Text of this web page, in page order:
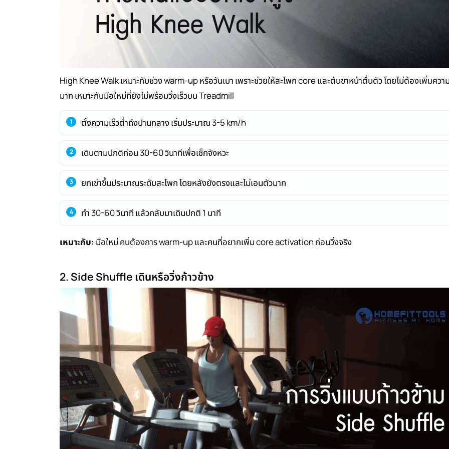
High Knee Walk เหมาะกับช่วง warm-up หรือวันเบา เพราะช่วยให้สะโพก core และต้นขาหน้าตื่นตัว โดยไม่ต้องเพิ่มควา
มาก เหมาะกับมือใหม่ที่ยังไม่พร้อมวิ่งเร็วบน Treadmill
ตั้งความเร็วต่ำถึงปานกลาง เริ่มประมาณ 3-5 km/h
เดินตามปกติก่อน 30-60 วินาทีเพื่อเช็กจังหวะ
ยกเข่าขึ้นประมาณระดับสะโพก โดยหลังยังตรงและไม่เอนตัวมาก
ทำ 30-60 วินาที แล้วกลับมาเดินปกติ 1 นาที
เหมาะกับ: มือใหม่ คนต้องการ warm-up และคนที่อยากเพิ่ม core activation ก่อนวิ่งจริง
2. Side Shuffle เดินหรือวิ่งก้าวข้าง